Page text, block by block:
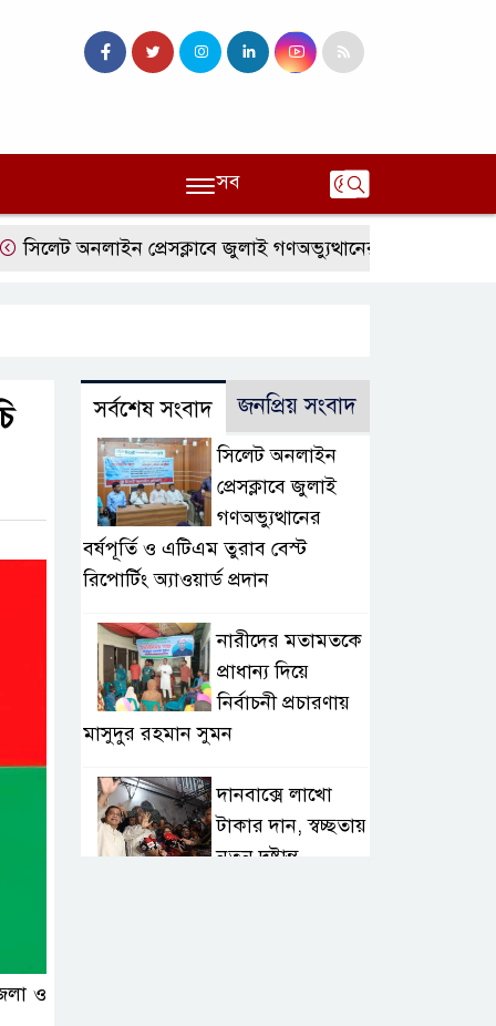
সব
অনলাইন প্রেসক্লাবে জুলাই গণঅভ্যুত্থানের বর্ষপূর্তি ও এটিএম
ও
সর্বশেষ সংবাদ জনপ্রিয় সংবাদ
সিলেট অনলাইন
প্রেসক্লাবে জুলাই
গণঅভ্যুত্থানের
বর্ষপূর্তি ও এটিএম তুরাব বেস্ট
রিপোর্টিং অ্যাওয়ার্ড প্রদান
নারীদের মতামতকে
প্রাধান্য দিয়ে
নির্বাচনী প্রচারণায়
মাসুদুর রহমান সুমন
দানবাক্সে লাখো
টাকার দান, স্বচ্ছতায়
নতুন দৃষ্টান্ত